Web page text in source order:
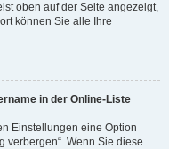
oben auf der Seite angezeigt,
können Sie alle Ihre
in der Online-Liste
Einstellungen eine Option
verbergen“. Wenn Sie diese